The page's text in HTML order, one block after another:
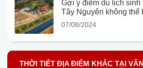
Gợi ý điểm du lịch sinh
Tây Nguyên không thể
07/08/2024
THỜI TIẾT ĐỊA ĐIỂM KHÁC TẠI